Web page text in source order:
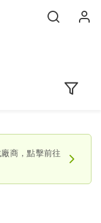
商，點擊前往